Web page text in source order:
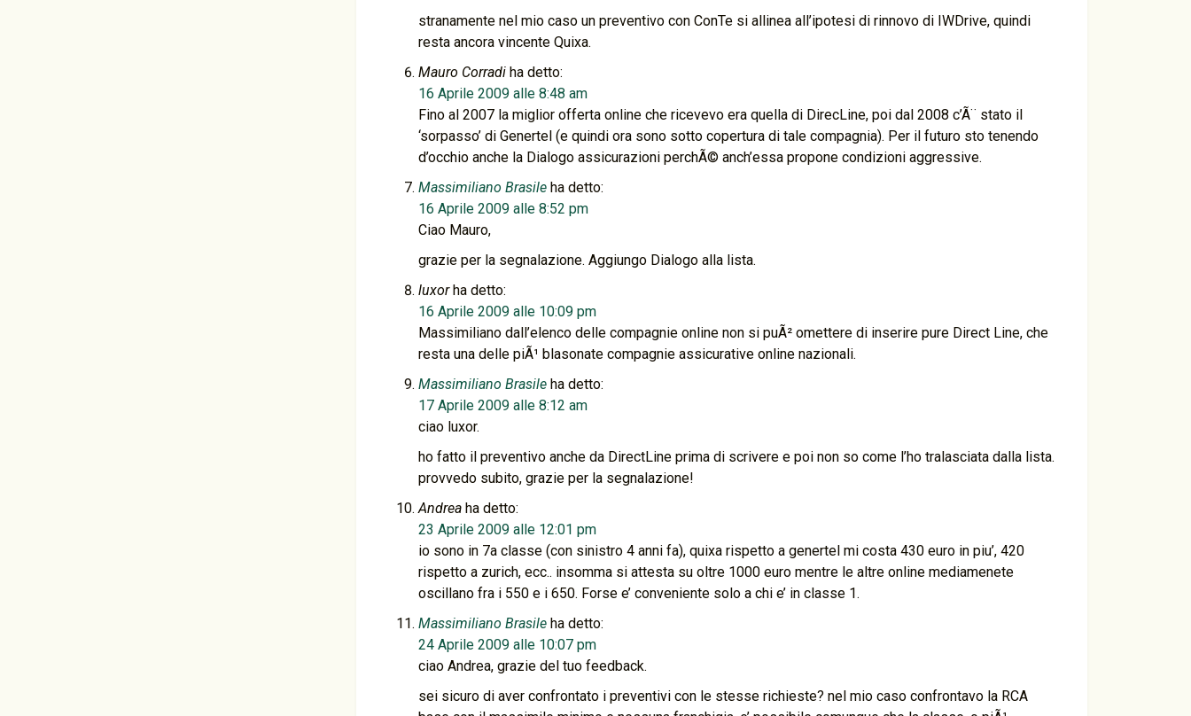
stranamente nel mio caso un preventivo con ConTe si allinea all’ipotesi di rinnovo di IWDrive, quindi
resta ancora vincente Quixa.
Mauro Corradi ha detto:
16 Aprile 2009 alle 8:48 am
Fino al 2007 la miglior offerta online che ricevevo era quella di DirecLine, poi dal 2008 c’Ã¨ stato il
‘sorpasso’ di Genertel (e quindi ora sono sotto copertura di tale compagnia). Per il futuro sto tenendo
d’occhio anche la Dialogo assicurazioni perchÃ© anch’essa propone condizioni aggressive.
Massimiliano Brasile ha detto:
16 Aprile 2009 alle 8:52 pm
Ciao Mauro,
grazie per la segnalazione. Aggiungo Dialogo alla lista.
luxor ha detto:
16 Aprile 2009 alle 10:09 pm
Massimiliano dall’elenco delle compagnie online non si puÃ² omettere di inserire pure Direct Line, che
resta una delle piÃ¹ blasonate compagnie assicurative online nazionali.
Massimiliano Brasile ha detto:
17 Aprile 2009 alle 8:12 am
ciao luxor.
ho fatto il preventivo anche da DirectLine prima di scrivere e poi non so come l’ho tralasciata dalla lista.
provvedo subito, grazie per la segnalazione!
Andrea ha detto:
23 Aprile 2009 alle 12:01 pm
io sono in 7a classe (con sinistro 4 anni fa), quixa rispetto a genertel mi costa 430 euro in piu’, 420
rispetto a zurich, ecc.. insomma si attesta su oltre 1000 euro mentre le altre online mediamenete
oscillano fra i 550 e i 650. Forse e’ conveniente solo a chi e’ in classe 1.
Massimiliano Brasile ha detto:
24 Aprile 2009 alle 10:07 pm
ciao Andrea, grazie del tuo feedback.
sei sicuro di aver confrontato i preventivi con le stesse richieste? nel mio caso confrontavo la RCA